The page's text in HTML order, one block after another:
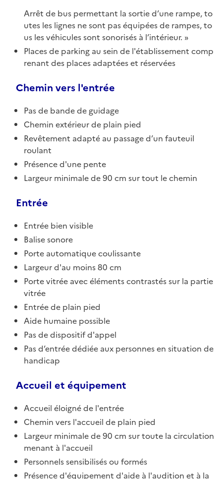
Arrêt de bus permettant la sortie d’une rampe, to
utes les lignes ne sont pas équipées de rampes, to
us les véhicules sont sonorisés à l’intérieur.
Places de parking au sein de l'établissement comp
renant des places adaptées et réservées
Chemin vers l'entrée
Pas de bande de guidage
Chemin extérieur de plain pied
Revêtement adapté au passage d’un fauteuil
roulant
Présence d'une pente
Largeur minimale de 90 cm sur tout le chemin
Entrée
Entrée bien visible
Balise sonore
Porte automatique coulissante
Largeur d'au moins 80 cm
Porte vitrée avec éléments contrastés sur la partie
vitrée
Entrée de plain pied
Aide humaine possible
Pas de dispositif d'appel
Pas d’entrée dédiée aux personnes en situation de
handicap
Accueil et équipement
Accueil éloigné de l'entrée
Chemin vers l'accueil de plain pied
Largeur minimale de 90 cm sur toute la circulation
menant à l'accueil
Personnels sensibilisés ou formés
Présence d'équipement d'aide à l'audition et à la